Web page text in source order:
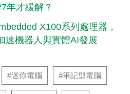
年才緩解？
X100系列處理器，
速機器人與實體AI發展
#迷你電腦 #筆記型電腦